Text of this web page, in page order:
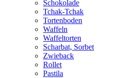
Schokolade
Tchak-Tchak
Tortenboden
Waffeln
Waffeltorten
Scharbat, Sorbet
Zwieback
Rollet
Pastila